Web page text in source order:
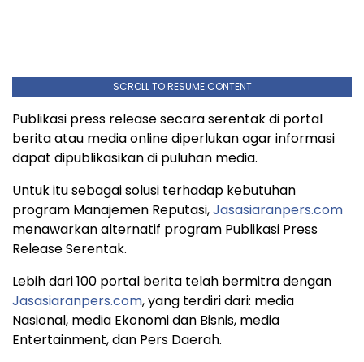
SCROLL TO RESUME CONTENT
Publikasi press release secara serentak di portal
berita atau media online diperlukan agar informasi
dapat dipublikasikan di puluhan media.
Untuk itu sebagai solusi terhadap kebutuhan
program Manajemen Reputasi,Jasasiaranpers.com
menawarkan alternatif program Publikasi Press
Release Serentak.
Lebih dari 100 portal berita telah bermitra dengan
Jasasiaranpers.com, yang terdiri dari: media
Nasional, media Ekonomi dan Bisnis, media
Entertainment, dan Pers Daerah.